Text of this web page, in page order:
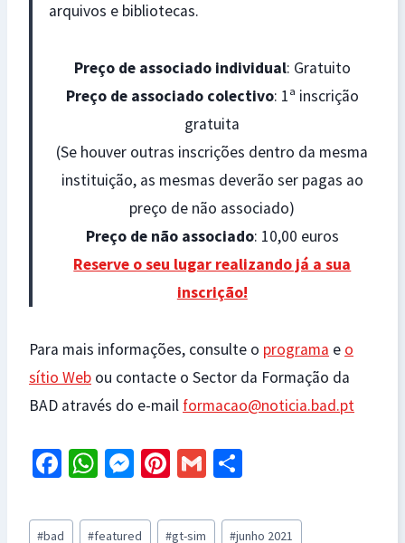
arquivos e bibliotecas.
Preço de associado individual: Gratuito
Preço de associado colectivo: 1ª inscrição
gratuita
(Se houver outras inscrições dentro da mesma
instituição, as mesmas deverão ser pagas ao
preço de não associado)
Preço de não associado: 10,00 euros
Reserve o seu lugar realizando já a sua
inscrição!
Para mais informações, consulte o programa e o
sítio Web ou contacte o Sector da Formação da
BAD através do e-mail formacao@noticia.bad.pt
Fa
b
W
at
M
se
Pi
er
G
ai ar
Post
#bad #featured #gt-sim #junho 2021